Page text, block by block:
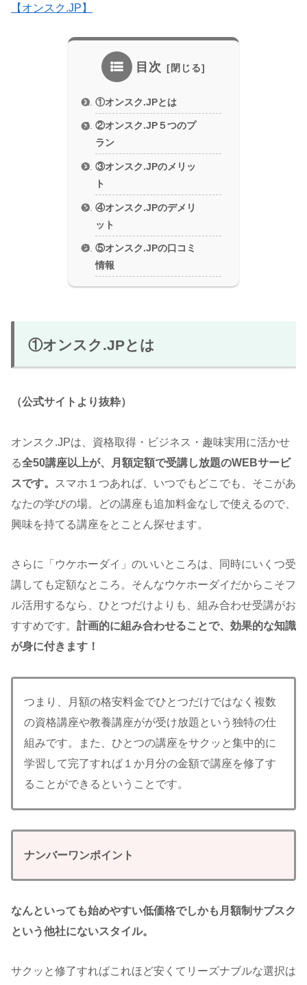
【オンスク.JP】
目次
①オンスク.JPとは
②オンスク.JP５つのプ
ラン
③オンスク.JPのメリッ
ト
④オンスク.JPのデメリ
ット
⑤オンスク.JPの口コミ
情報
①オンスク.JPとは
（公式サイトより抜粋）
オンスク.JPは、資格取得・ビジネス・趣味実用に活かせ
る全50講座以上が、月額定額で受講し放題のWEBサービ
スです。
スマホ１つあれば、いつでもどこでも、そこがあ
なたの学びの場。どの講座も追加料金なしで使えるので、
興味を持てる講座をとことん探せます。
さらに「ウケホーダイ」のいいところは、同時にいくつ受
講しても定額なところ。そんなウケホーダイだからこそフ
ル活用するなら、ひとつだけよりも、組み合わせ受講がお
すすめです。 計画的に組み合わせることで、効果的な知識
が身に付きます！
つまり、月額の格安料金でひとつだけではなく複数
の資格講座や教養講座がが受け放題という独特の仕
組みです。また、ひとつの講座をサクッと集中的に
学習して完了すれば１か月分の金額で講座を修了す
ることができるということです。
ナンバーワンポイント
なんといっても始めやすい低価格でしかも月額制サブスク
という他社にないスタイル。
サクッと修了すればこれほど安くてリーズナブルな選択は